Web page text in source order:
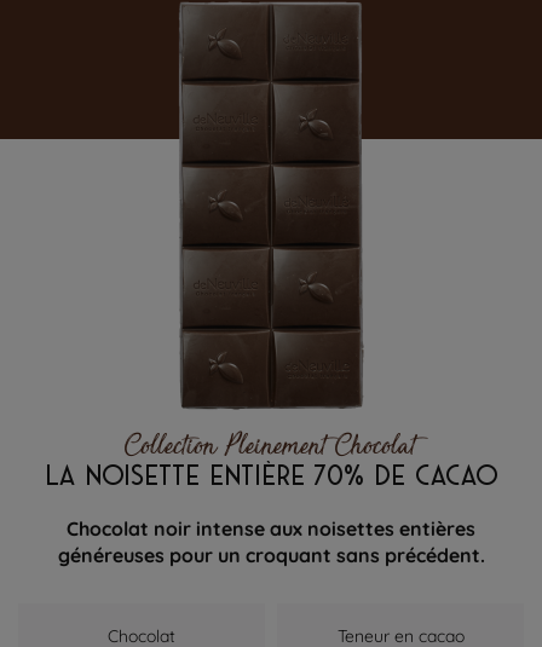
Collection Pleinement Chocolat
LA NOISETTE ENTIÈRE 70% DE CACAO
Chocolat noir intense aux noisettes entières
généreuses pour un croquant sans précédent.
Chocolat Teneur en cacao